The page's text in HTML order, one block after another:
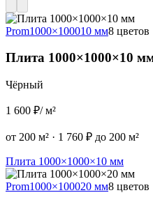
Prom1000×100010 мм8 цветов
Плита 1000×1000×10
Чёрный
1 600 ₽/ м²
от 200 м² · 1 760 ₽ до 200 м²
Плита 1000×1000×10 мм
Prom1000×100020 мм8 цветов